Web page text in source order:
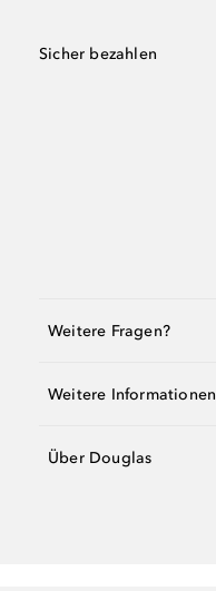
Sicher bezahlen
Weitere Fragen?
Weitere Informationen
Über Douglas